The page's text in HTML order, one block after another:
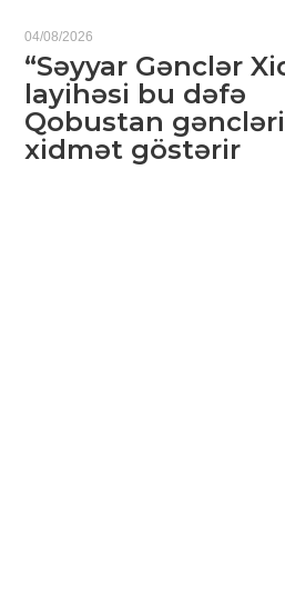
04/08/2026
“Səyyar Gənclər
layihəsi bu dəfə
Qobustan
xidmət göstərir